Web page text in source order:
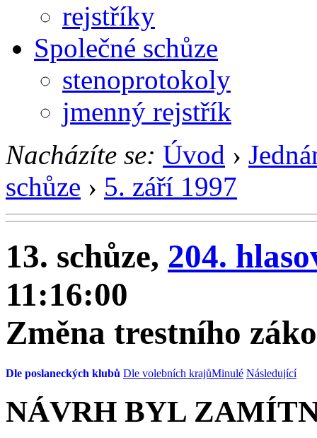
rejstříky
Společné schůze
stenoprotokoly
jmenný rejstřík
Nacházíte se: Úvod ›
schůze › 5. září 1997
13. schůze, 204.
11:16:00
Změna trestního
Dle poslaneckých klubů Dle volebních krajůMinulé Následující
NÁVRH BYL